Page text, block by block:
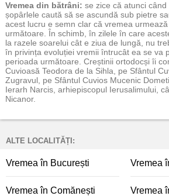
Vremea din bătrâni: se zice că atunci
șopârlele caută să se ascundă sub pietre
acest lucru e semn clar că vremea
următoare. În schimb, în zilele în care
la razele soarelui cât e ziua de lungă, nu
în privința evoluției vremii întrucât ea se va
perioada următoare. Creștinii ortodocși îi
Cuvioasă Teodora de la Sihla, pe Sfântul
Zugravul, pe Sfântul Cuvios Mucenic
Ierarh Narcis, arhiepiscopul Ierusalimului,
Nicanor.
ALTE LOCALITĂȚI:
Vremea în București Vremea
Vremea în Comănești Vremea